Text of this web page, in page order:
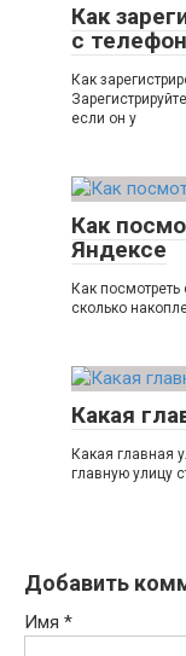
Как
с
Как
если он у
Как
Яндексе
Как
сколько
Какая
Какая главная
главную улицу
Добавить
Имя *